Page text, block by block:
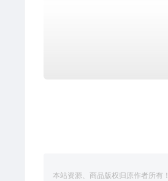
本站资源、商品版权归原作者所有！